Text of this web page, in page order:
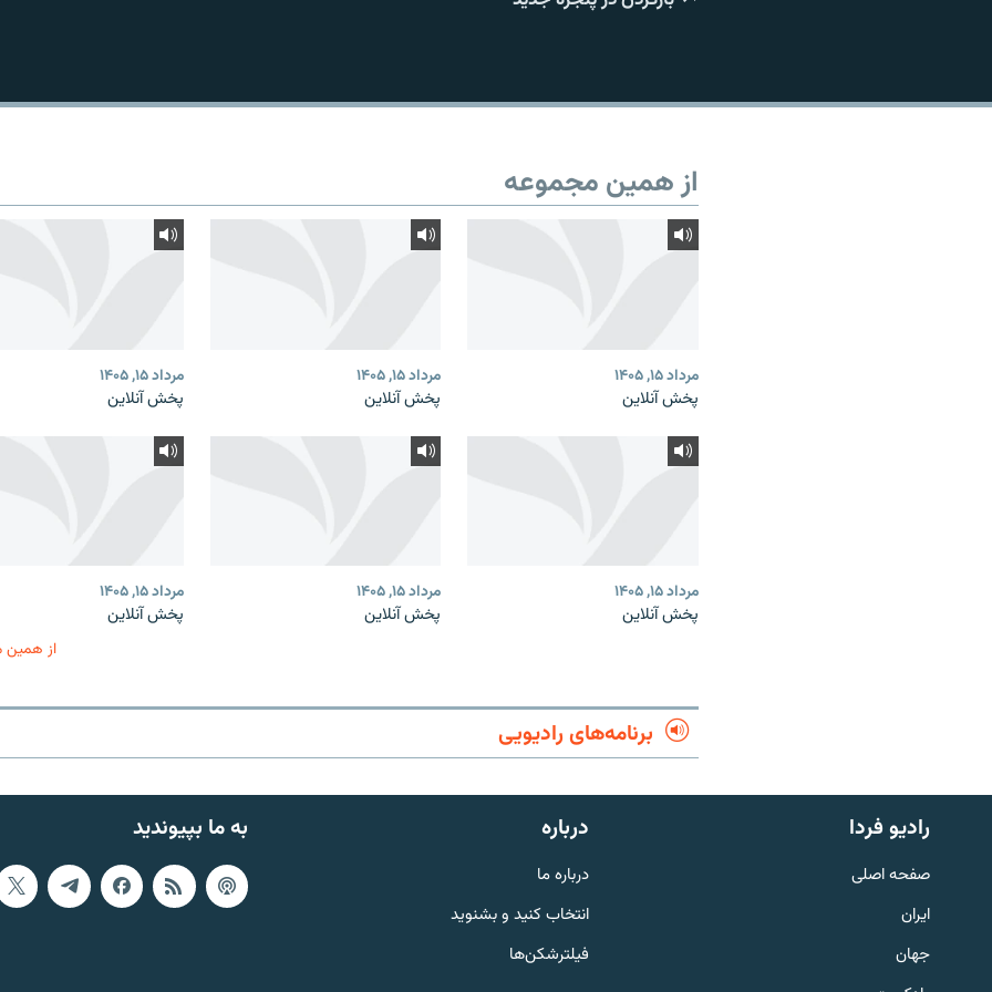
English
به ما بپیوندید
از همین مجموعه
مرداد ۱۵, ۱۴۰۵
پخش آنلاین
مرداد ۱۵, ۱۴۰۵
پخش آنلاین
مرداد ۱۵, ۱۴۰۵
پخش آنلاین
مرداد ۱۵, ۱۴۰۵
پخش آنلاین
مرداد ۱۵, ۱۴۰۵
پخش آنلاین
مرداد ۱۵, ۱۴۰۵
پخش آنلاین
از همین
برنامه‌های رادیویی
به ما بپیوندید رادیو فردا
صفحه اصلی
ایران
جهان
درباره
درباره ما
انتخاب کنید و بشنوید
فیلترشکن‌ها